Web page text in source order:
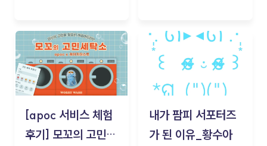
김태현
[apoc 서비스 체험
후기] 모꼬의 고민세
내가 팜피 서포터즈
가 된 이유_황수아